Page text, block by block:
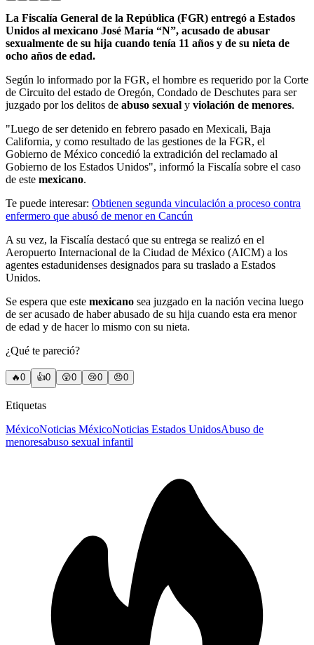
La Fiscalía General de la República (FGR) entregó a Estados
Unidos al mexicano José María “N”, acusado de abusar
sexualmente de su hija cuando tenía 11 años y de su nieta de
ocho años de edad.
Según lo informado por la FGR, el hombre es requerido por la Corte
de Circuito del estado de Oregón, Condado de Deschutes para ser
juzgado por los delitos de abuso sexual y violación de menores.
"Luego de ser detenido en febrero pasado en Mexicali, Baja
California, y como resultado de las gestiones de la FGR, el
Gobierno de México concedió la extradición del reclamado al
Gobierno de los Estados Unidos", informó la Fiscalía sobre el caso
de este mexicano.
Te puede interesar: Obtienen segunda vinculación a proceso contra
enfermero que abusó de menor en Cancún
A su vez, la Fiscalía destacó que su entrega se realizó en el
Aeropuerto Internacional de la Ciudad de México (AICM) a los
agentes estadunidenses designados para su traslado a Estados
Unidos.
Se espera que este mexicano sea juzgado en la nación vecina luego
de ser acusado de haber abusado de su hija cuando esta era menor
de edad y de hacer lo mismo con su nieta.
¿Qué te pareció?
🔥0 👍0 😲0 😢0 😠0
Etiquetas
MéxicoNoticias MéxicoNoticias Estados UnidosAbuso de
menoresabuso sexual infantil